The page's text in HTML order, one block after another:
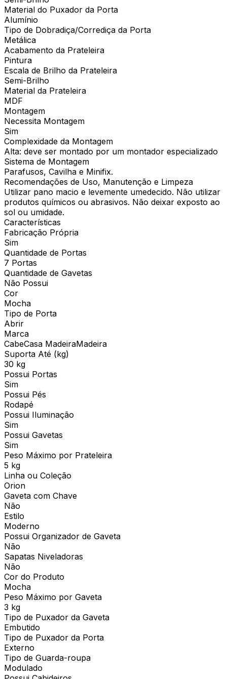
Material do Puxador da Porta
Alumínio
Tipo de Dobradiça/Corrediça da Porta
Metálica
Acabamento da Prateleira
Pintura
Escala de Brilho da Prateleira
Semi-Brilho
Material da Prateleira
MDF
Montagem
Necessita Montagem
Sim
Complexidade da Montagem
Alta: deve ser montado por um montador especializado
Sistema de Montagem
Parafusos, Cavilha e Minifix.
Recomendações de Uso, Manutenção e Limpeza
Utilizar pano macio e levemente umedecido. Não utilizar
produtos químicos ou abrasivos. Não deixar exposto ao
sol ou umidade.
Características
Fabricação Própria
Sim
Quantidade de Portas
7 Portas
Quantidade de Gavetas
Não Possui
Cor
Mocha
Tipo de Porta
Abrir
Marca
CabeCasa MadeiraMadeira
Suporta Até (kg)
30 kg
Possui Portas
Sim
Possui Pés
Rodapé
Possui Iluminação
Sim
Possui Gavetas
Sim
Peso Máximo por Prateleira
5 kg
Linha ou Coleção
Orion
Gaveta com Chave
Não
Estilo
Moderno
Possui Organizador de Gaveta
Não
Sapatas Niveladoras
Não
Cor do Produto
Mocha
Peso Máximo por Gaveta
3 kg
Tipo de Puxador da Gaveta
Embutido
Tipo de Puxador da Porta
Externo
Tipo de Guarda-roupa
Modulado